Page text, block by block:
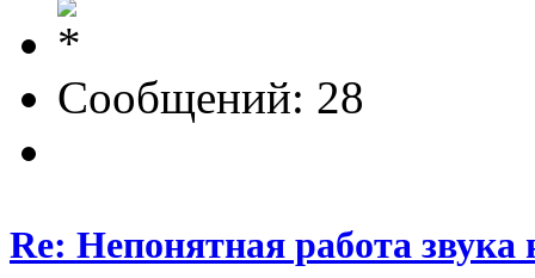
Сообщений: 28
Re: Непонятная работа